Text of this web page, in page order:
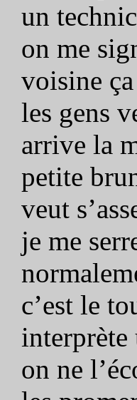
un
on me
voisine
les gens
arrive la
petite
veut
je me
c’est le
interprète
on ne